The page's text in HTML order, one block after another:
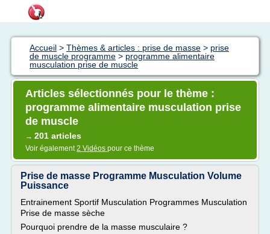
Accueil > Thèmes & articles : prise de masse > prise
de muscle programme > programme alimentaire
musculation prise de muscle
Articles sélectionnés pour le thème :
programme alimentaire musculation prise
de muscle
→ 201 articles
Voir également2 Vidéos pour ce thème
Prise de masse Programme Musculation Volume
Puissance
Entrainement Sportif Musculation Programmes Musculation
Prise de masse sèche
Pourquoi prendre de la masse musculaire ?